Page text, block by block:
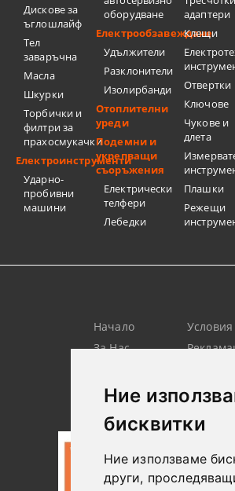
Ние
бисквитки
Ние използваме
други,
Дискове за
ъглошлайф
Тел
заваръчна
Масла
Шкурки
Торбички и
филтри за
прахосмукачки
Електроинструменти
Ударно-
пробивни
машини
оборудване
Електрообзавеждане
Удължители
Разклонители
Изолирбанди
Отоплителни
уреди
Подемни и
укрепващи
съоръжения
Електрически
телфери
Лебедки
адаптери
Клещи
Отвертки
Ключове
Чукове и
длета
Плашки
Режещи
Начало
За Нас
Лични
Данни
Условия
Новини